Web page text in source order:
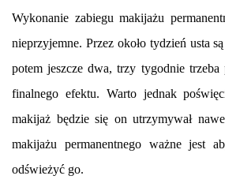
Wykonanie zabiegu makijażu
nieprzyjemne. Przez około tydzień usta
potem jeszcze dwa, trzy tygodnie trzeba
finalnego efektu. Warto jednak
makijaż będzie się on utrzymywał
makijażu permanentnego ważne jest
odświeżyć go.